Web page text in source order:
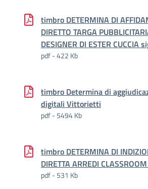
timbro DETERMINA DI
DIRETTO TARGA
DESIGNER DI ESTER CUCCIA
pdf - 422 Kb
timbro Determina di
digitali Vittorietti
pdf - 5494 Kb
timbro DETERMINA DI
DIRETTA ARREDI
pdf - 531 Kb